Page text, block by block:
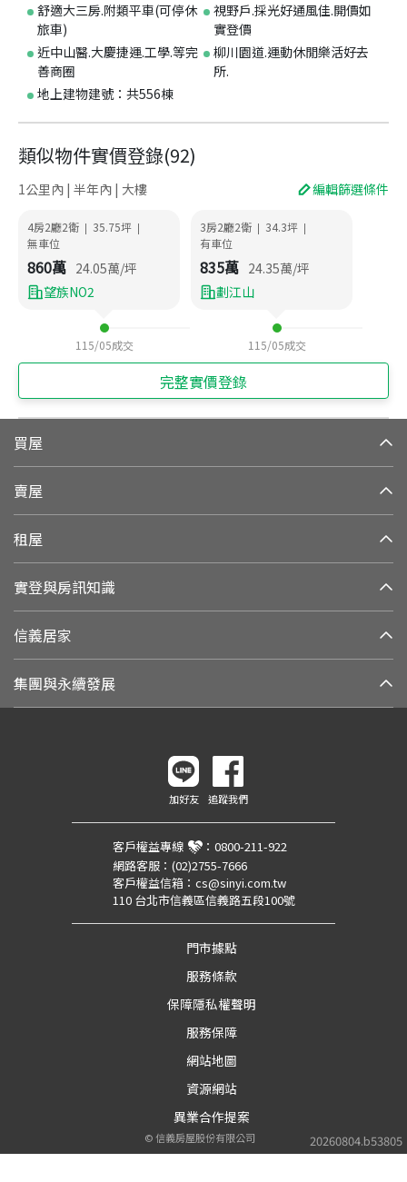
舒適大三房.附類平車(可停休
旅車)
視野戶.採光好通風佳.開價如
實登價
近中山醫.大慶捷運.工學.等完
善商圈
柳川園道.運動休閒樂活好去
所.
地上建物建號：共556棟
類似物件實價登錄(92)
1公里內 | 半年內 | 大樓 編輯篩選條件
4房2廳2衛 | 35.75坪 |
無車位
860萬 24.05萬/坪
望族NO2
115/05成交
3房2廳2衛 | 34.3坪 |
有車位
835萬 24.35萬/坪
劃江山
115/05成交
完整實價登錄
買屋
賣屋
租屋
實登與房訊知識
信義居家
集團與永續發展
20260804.b53805
加好友 追蹤我們
客戶權益專線 ： 0800-211-922
網路客服： (02)2755-7666
客戶權益信箱： cs@sinyi.com.tw
110 台北市信義區信義路五段100號
門市據點
服務條款
保障隱私權聲明
服務保障
網站地圖
資源網站
異業合作提案
©信義房屋股份有限公司